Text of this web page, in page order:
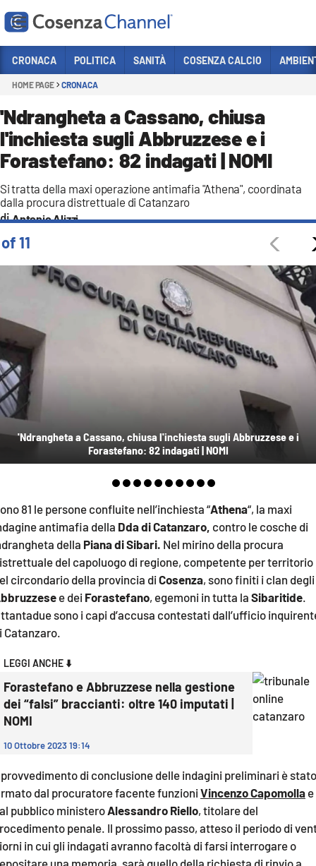
Sezioni
CRONACA
POLITICA
COSENZA CALCIO
ECONOMIA E LAVORO
ITALIA MONDO
SANITÀ
SPORT
CULTURA
Streaming
LAC TV
LAC NETWORK
LAC ONAIR
LACPLAY.IT
LACTV.IT
LACONAIR.IT
LACITYMAG.IT
ILREGGINO.IT
COSENZACHANNEL.IT
ILVIBONESE.IT
CATANZAROCHANNEL.IT
LACAPITALENEWS.IT
ANDROID
APPLE
CRONACA POLITICA SANITÀ COSENZA CALCIO
HOME PAGE CRONACA
'Ndrangheta a Cassano, chiusa
l'inchiesta sugli Abbruzzese e i
Forastefano: 82 indagati | NOMI
Si tratta della maxi operazione antimafia "Athena", coordinata
dalla procura distrettuale di Catanzaro
Antonio Alizzi
11
'Ndrangheta a Cassano, chiusa l'inchiesta sugli Abbruzzese e i
Forastefano: 82 indagati | NOMI
81 le persone confluite nell’inchiesta “Athena“, la maxi
antimafia della Dda di Catanzaro, contro le cosche di
della Piana di Sibari. Nel mirino della procura
del capoluogo di regione, competente per territorio
circondario della provincia diCosenza, sono finiti i clan degli
e dei Forastefano, egemoni in tutta la Sibaritide
sono i capi d’accusa contestati dall’ufficio
Catanzaro.
LEGGI ANCHE ⬇️
Forastefano e Abbruzzese nella gestione
dei “falsi” braccianti: oltre 140 imputati |
NOMI
10 Ottobre 2023 19:14
di conclusione delle indagini preliminari è stato
dal procuratore facente funzioniVincenzo Capomolla e
pubblico ministero Alessandro Riello, titolare del
penale. Il prossimo passo, atteso il periodo di
in cui gli indagati avranno facoltà di farsi interrogare o
una memoria, sarà quello della richiesta di rinvio a